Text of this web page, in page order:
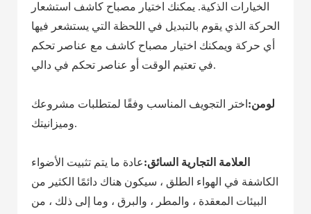
الخيارات الذكية. يمكنك اختيار مصباح كاشف استشعار
الحركة الذي يقوم بالتبديل في اللحظة التي يستشعر فيها
أي حركة ويمكنك اختيار مصباح كاشف مع عناصر تحكم
في تعتيم الوقت أو عناصر تحكم في دالي.
لومن: اختر التجويف المناسب وفقًا لمتطلبات مشروعك
وميزانيتك.
العلامة التجارية السائق:عادة ما يتم تثبيت الأضواء
الكاشفة في الهواء الطلق ، سيكون هناك دائمًا الكثير من
البيئات المعقدة ، والمطر ، والبرق ، وما إلى ذلك ، من